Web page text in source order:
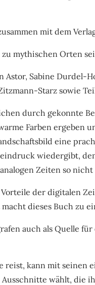
mit dem
zu mythischen Orten
Astor, Sabine Durdel-
Starz sowie
durch gekonnte
Farben ergeben
eine
wiedergibt,
Zeiten so
der digitalen
dieses Buch zu
auch als Quelle
reist, kann mit seinen
wählt, die